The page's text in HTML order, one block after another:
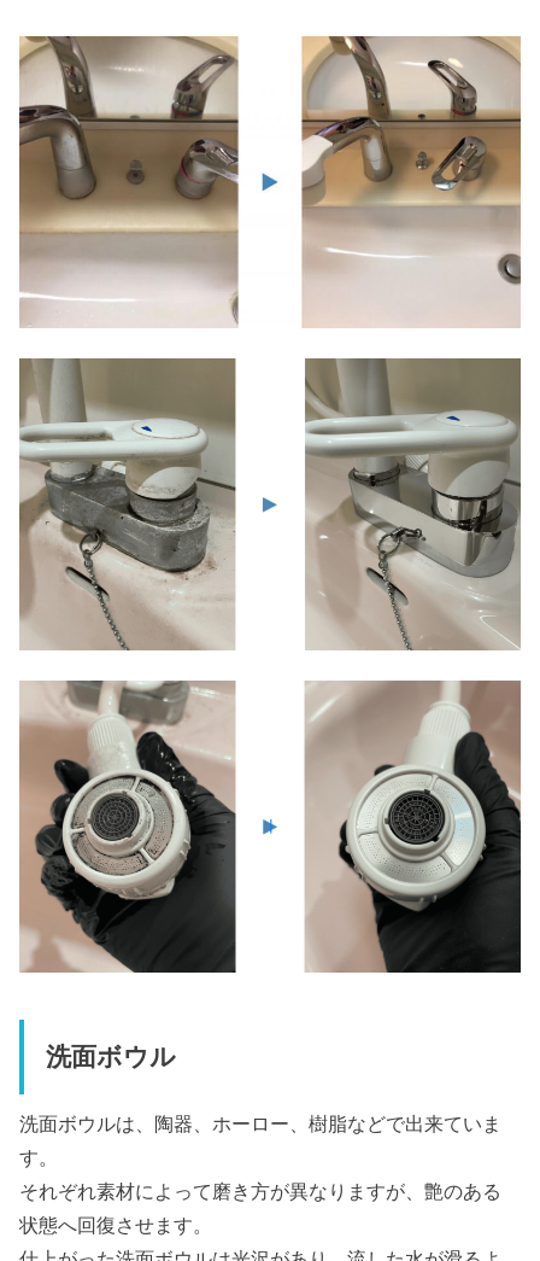
洗面ボウル
洗面ボウルは、陶器、ホーロー、樹脂などで出来ていま
す。
それぞれ素材によって磨き方が異なりますが、艶のある
状態へ回復させます。